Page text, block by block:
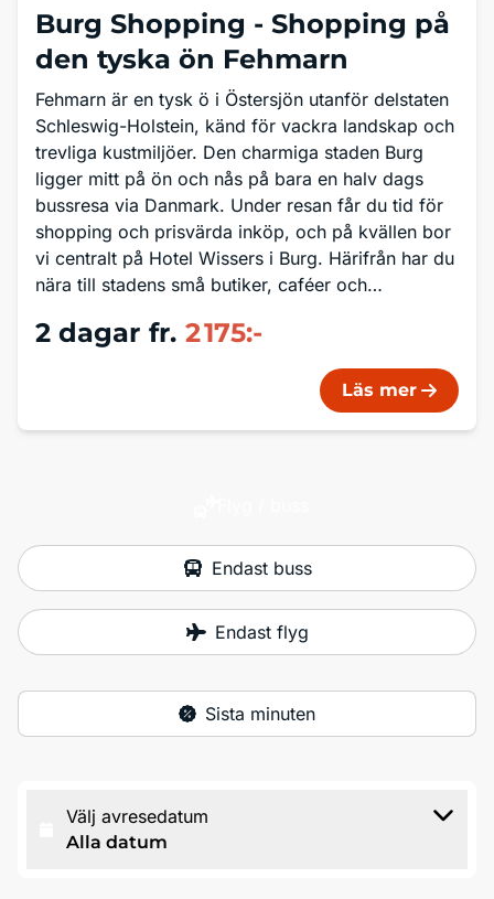
Burg Shopping - Shopping på
den tyska ön Fehmarn
Fehmarn är en tysk ö i Östersjön utanför delstaten
Schleswig-Holstein, känd för vackra landskap och
trevliga kustmiljöer. Den charmiga staden Burg
ligger mitt på ön och nås på bara en halv dags
bussresa via Danmark. Under resan får du tid för
shopping och prisvärda inköp, och på kvällen bor
vi centralt på Hotel Wissers i Burg. Härifrån har du
nära till stadens små butiker, caféer och
gemensam middag
2 dagar fr. 2 175:-
Läs mer
Endast buss
Endast flyg
Sista minuten
Välj avresedatum
Alla datum